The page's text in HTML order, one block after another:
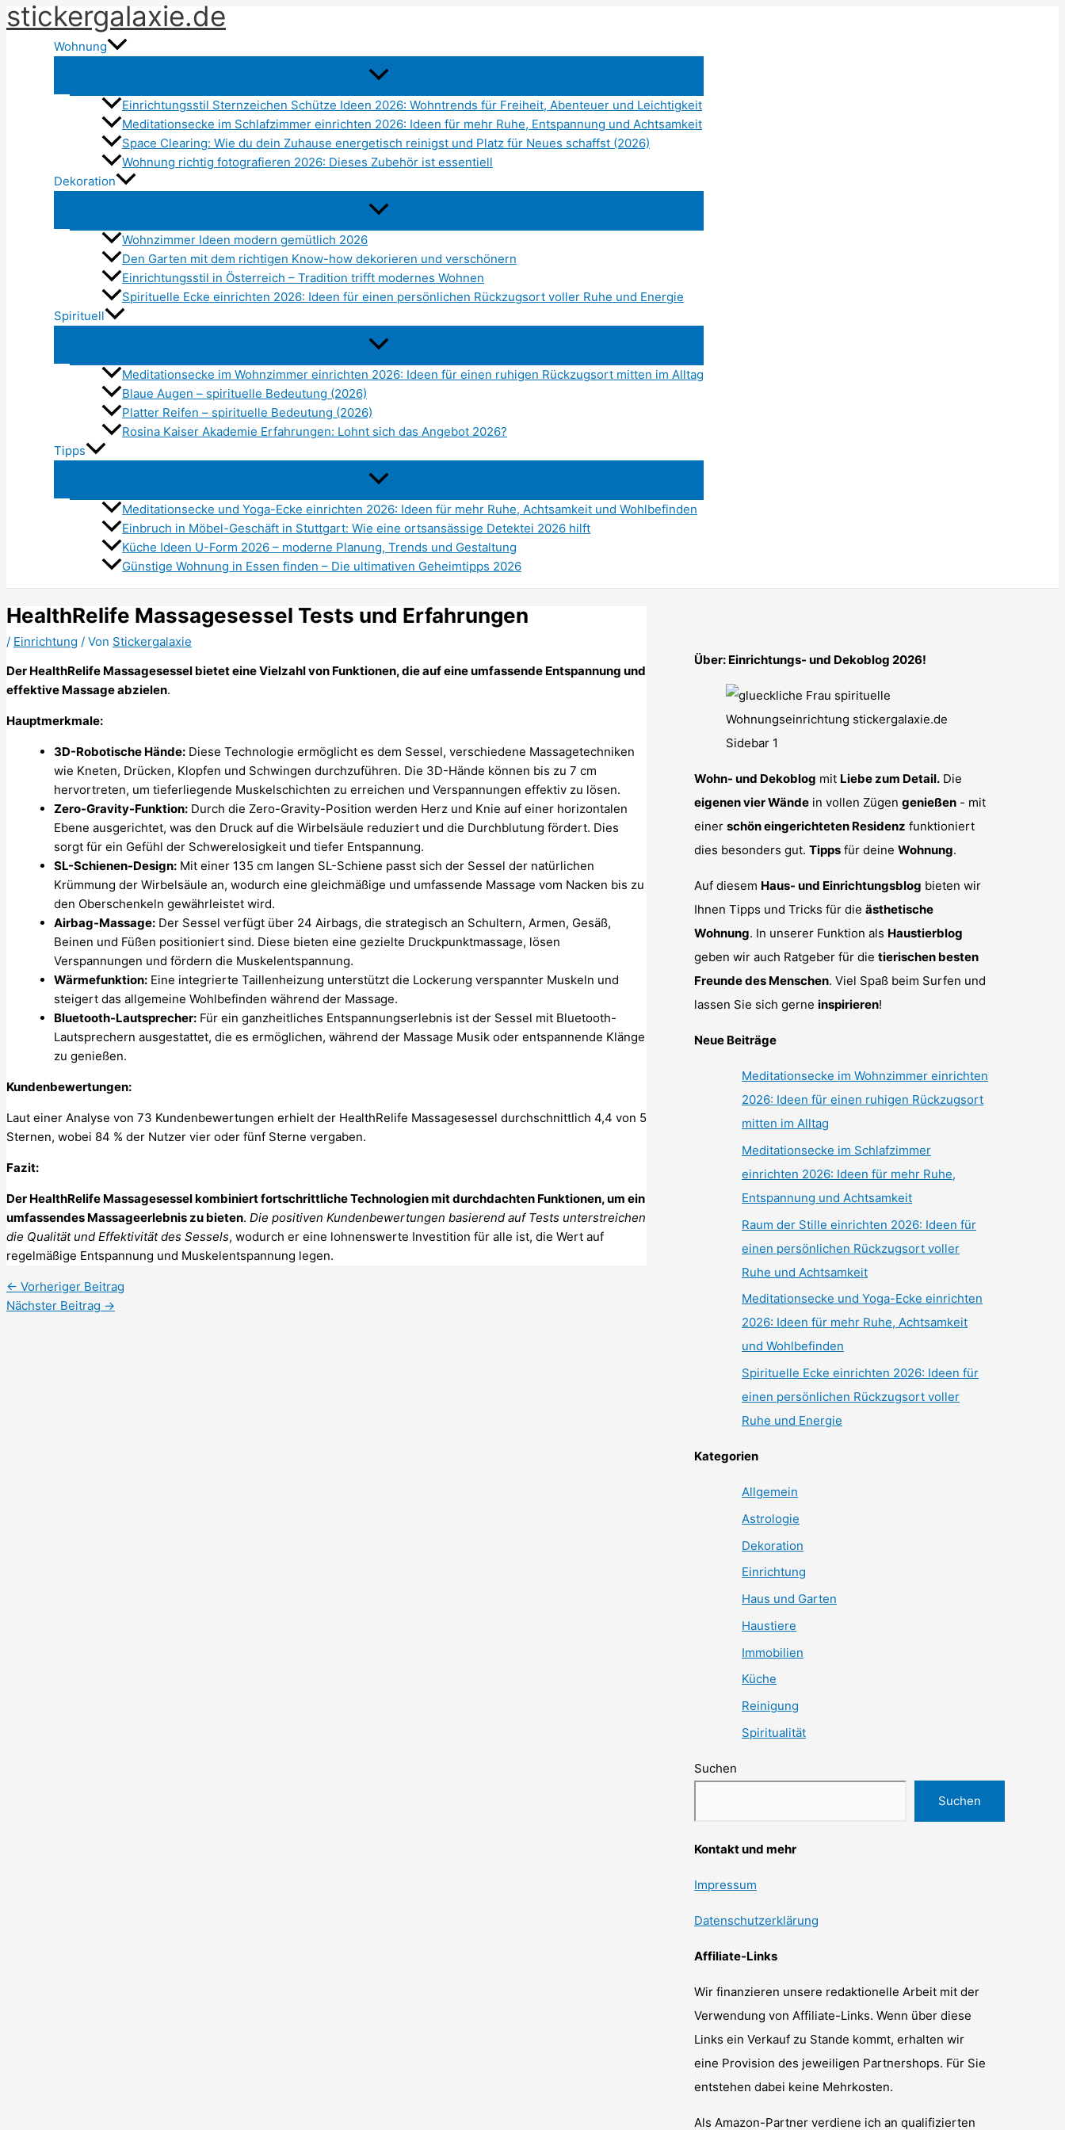
Zum
Inhalt
springen
stickergalaxie.de
Wohnung
Einrichtungsstil Sternzeichen Schütze Ideen 2026: Wohntrends für Freiheit, Abenteuer und Leichtigkeit
Meditationsecke im Schlafzimmer einrichten 2026: Ideen für mehr Ruhe, Entspannung und Achtsamkeit
Space Clearing: Wie du dein Zuhause energetisch reinigst und Platz für Neues schaffst (2026)
Wohnung richtig fotografieren 2026: Dieses Zubehör ist essentiell
Dekoration
Wohnzimmer Ideen modern gemütlich 2026
Den Garten mit dem richtigen Know-how dekorieren und verschönern
Einrichtungsstil in Österreich – Tradition trifft modernes Wohnen
Spirituelle Ecke einrichten 2026: Ideen für einen persönlichen Rückzugsort voller Ruhe und Energie
Spirituell
Meditationsecke im Wohnzimmer einrichten 2026: Ideen für einen ruhigen Rückzugsort mitten im Alltag
Blaue Augen – spirituelle Bedeutung (2026)
Platter Reifen – spirituelle Bedeutung (2026)
Rosina Kaiser Akademie Erfahrungen: Lohnt sich das Angebot 2026?
Tipps
Meditationsecke und Yoga-Ecke einrichten 2026: Ideen für mehr Ruhe, Achtsamkeit und Wohlbefinden
Einbruch in Möbel-Geschäft in Stuttgart: Wie eine ortsansässige Detektei 2026 hilft
Küche Ideen U-Form 2026 – moderne Planung, Trends und Gestaltung
Günstige Wohnung in Essen finden – Die ultimativen Geheimtipps 2026
HealthRelife Massagesessel Tests und Erfahrungen
/ Einrichtung / Von Stickergalaxie
Der HealthRelife Massagesessel bietet eine Vielzahl von Funktionen, die auf eine umfassende Entspannung und
effektive Massage abzielen.
Hauptmerkmale:
3D-Robotische Hände: Diese Technologie ermöglicht es dem Sessel, verschiedene Massagetechniken
wie Kneten, Drücken, Klopfen und Schwingen durchzuführen. Die 3D-Hände können bis zu 7 cm
hervortreten, um tieferliegende Muskelschichten zu erreichen und Verspannungen effektiv zu lösen.
Zero-Gravity-Funktion: Durch die Zero-Gravity-Position werden Herz und Knie auf einer horizontalen
Ebene ausgerichtet, was den Druck auf die Wirbelsäule reduziert und die Durchblutung fördert. Dies
sorgt für ein Gefühl der Schwerelosigkeit und tiefer Entspannung.
SL-Schienen-Design: Mit einer 135 cm langen SL-Schiene passt sich der Sessel der natürlichen
Krümmung der Wirbelsäule an, wodurch eine gleichmäßige und umfassende Massage vom Nacken bis zu
den Oberschenkeln gewährleistet wird.
Airbag-Massage: Der Sessel verfügt über 24 Airbags, die strategisch an Schultern, Armen, Gesäß,
Beinen und Füßen positioniert sind. Diese bieten eine gezielte Druckpunktmassage, lösen
Verspannungen und fördern die Muskelentspannung.
Wärmefunktion: Eine integrierte Taillenheizung unterstützt die Lockerung verspannter Muskeln und
steigert das allgemeine Wohlbefinden während der Massage.
Bluetooth-Lautsprecher: Für ein ganzheitliches Entspannungserlebnis ist der Sessel mit Bluetooth-
Lautsprechern ausgestattet, die es ermöglichen, während der Massage Musik oder entspannende Klänge
zu genießen.
Kundenbewertungen:
Laut einer Analyse von 73 Kundenbewertungen erhielt der HealthRelife Massagesessel durchschnittlich 4,4 von 5
Sternen, wobei 84 % der Nutzer vier oder fünf Sterne vergaben.
Fazit:
Der HealthRelife Massagesessel kombiniert fortschrittliche Technologien mit durchdachten Funktionen, um ein
umfassendes Massageerlebnis zu bieten. Die positiven Kundenbewertungen basierend auf Tests unterstreichen
die Qualität und Effektivität des Sessels, wodurch er eine lohnenswerte Investition für alle ist, die Wert auf
regelmäßige Entspannung und Muskelentspannung legen.
← Vorheriger Beitrag
Nächster Beitrag →
Über: Einrichtungs- und Dekoblog 2026!
Wohn- und Dekoblog mit Liebe zum Detail. Die
eigenen vier Wände in vollen Zügen genießen - mit
einer schön eingerichteten Residenz funktioniert
dies besonders gut. Tipps für deine Wohnung.
Auf diesem Haus- und Einrichtungsblog bieten wir
Ihnen Tipps und Tricks für die ästhetische
Wohnung. In unserer Funktion als Haustierblog
geben wir auch Ratgeber für die tierischen besten
Freunde des Menschen. Viel Spaß beim Surfen und
lassen Sie sich gerne inspirieren!
Neue Beiträge
Meditationsecke im Wohnzimmer einrichten
2026: Ideen für einen ruhigen Rückzugsort
mitten im Alltag
Meditationsecke im Schlafzimmer
einrichten 2026: Ideen für mehr Ruhe,
Entspannung und Achtsamkeit
Raum der Stille einrichten 2026: Ideen für
einen persönlichen Rückzugsort voller
Ruhe und Achtsamkeit
Meditationsecke und Yoga-Ecke einrichten
2026: Ideen für mehr Ruhe, Achtsamkeit
und Wohlbefinden
Spirituelle Ecke einrichten 2026: Ideen für
einen persönlichen Rückzugsort voller
Ruhe und Energie
Kategorien
Allgemein
Astrologie
Dekoration
Einrichtung
Haus und Garten
Haustiere
Immobilien
Küche
Reinigung
Spiritualität
Suchen
Suchen
Kontakt und mehr
Impressum
Datenschutzerklärung
Affiliate-Links
Wir finanzieren unsere redaktionelle Arbeit mit der
Verwendung von Affiliate-Links. Wenn über diese
Links ein Verkauf zu Stande kommt, erhalten wir
eine Provision des jeweiligen Partnershops. Für Sie
entstehen dabei keine Mehrkosten.
Als Amazon-Partner verdiene ich an qualifizierten